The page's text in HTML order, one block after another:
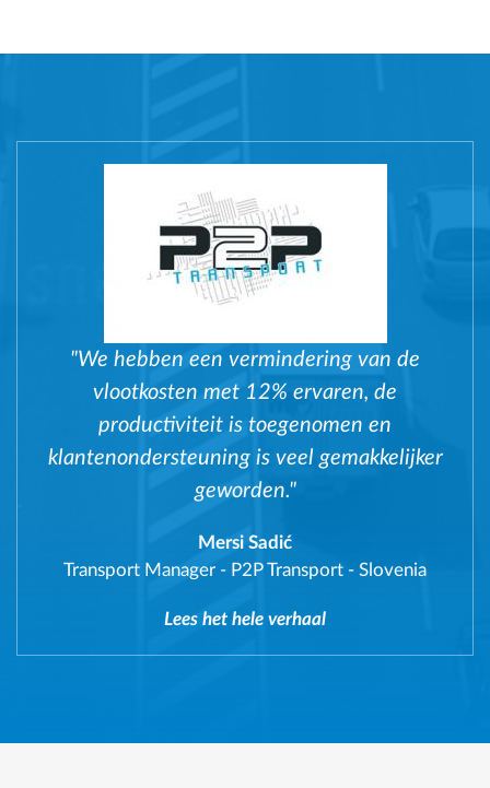
"We hebben een vermindering van de
vlootkosten met 12% ervaren, de
productiviteit is toegenomen en
klantenondersteuning is veel gemakkelijker
geworden."
Mersi Sadić
Transport Manager - P2P Transport - Slovenia
Lees het hele verhaal